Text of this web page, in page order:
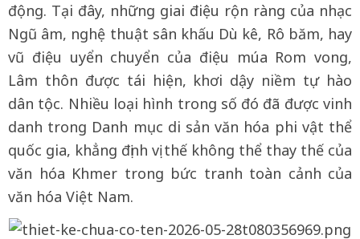
động. Tại đây, những giai điệu rộn ràng của nhạc
Ngũ âm, nghệ thuật sân khấu Dù kê, Rô băm, hay
vũ điệu uyển chuyển của điệu múa Rom vong,
Lâm thôn được tái hiện, khơi dậy niềm tự hào
dân tộc. Nhiều loại hình trong số đó đã được vinh
danh trong Danh mục di sản văn hóa phi vật thể
quốc gia, khẳng định vị thế không thể thay thế của
văn hóa Khmer trong bức tranh toàn cảnh của
văn hóa Việt Nam.